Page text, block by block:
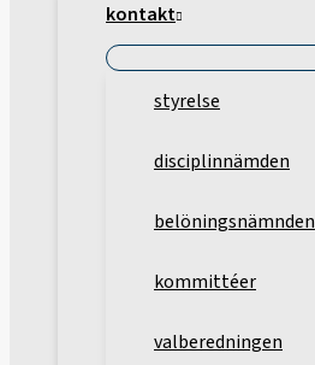
kontakt
styrelse
disciplinnämden
belöningsnämnden
kommittéer
valberedningen